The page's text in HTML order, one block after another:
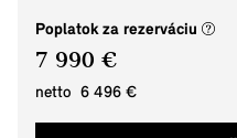
Poplatok za rezerváciu
7 990 €
netto 6 496 €